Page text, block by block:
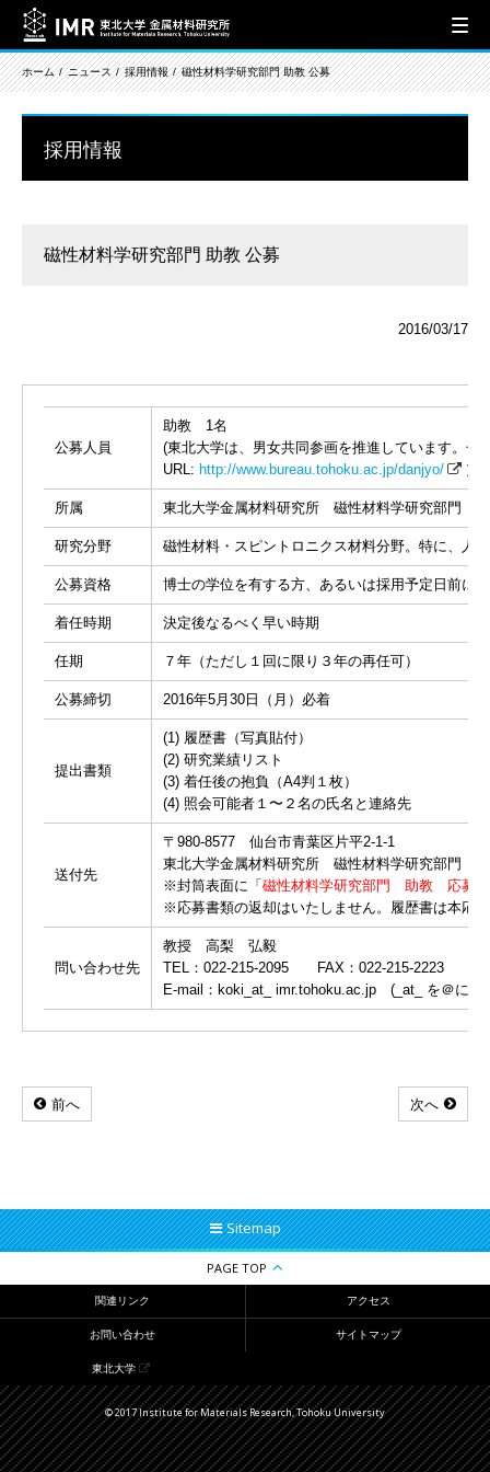
ホーム ニュース 採用情報 磁性材料学研究部門 助教 公募
採用情報
磁性材料学研究部門 助教 公募
2016/03/17
公募人員
助教 1名
(東北大学は、男女共同参画を推進しています。
URL: http://www.bureau.tohoku.ac.jp/danjyo/ ）
所属 東北大学金属材料研究所 磁性材料学研究部門
研究分野 磁性材料・スピントロニクス材料分野。特に、人
公募資格 博士の学位を有する方、あるいは採用予定日前に
着任時期 決定後なるべく早い時期
任期 ７年（ただし１回に限り３年の再任可）
公募締切 2016年5月30日（月）必着
提出書類
(1) 履歴書（写真貼付）
(2) 研究業績リスト
(3) 着任後の抱負（A4判１枚）
(4) 照会可能者１〜２名の氏名と連絡先
送付先
〒980-8577 仙台市青葉区片平2-1-1
東北大学金属材料研究所 磁性材料学研究部
※封筒表面に「 磁性材料学研究部門 助教 応募
※応募書類の返却はいたしません。履歴書は本応
問い合わせ先
教授 高梨 弘毅
TEL：022-215-2095 FAX：022-215-2223
E-mail：koki_at_ imr.tohoku.ac.jp (_at_ を＠に変
前へ 次へ
Sitemap
PAGE TOP
関連リンク アクセス
お問い合わせ サイトマップ
東北大学
© 2017 Institute for Materials Research, Tohoku University